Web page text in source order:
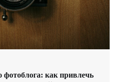
как привлечь